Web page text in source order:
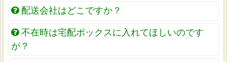
配送会社はどこですか？
不在時は宅配ボックスに入れてほしいのです
が？